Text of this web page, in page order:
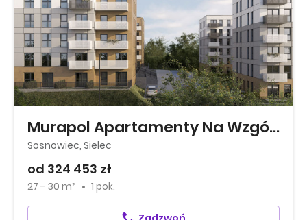
Murapol Apartamenty Na Wzgórzu
Sosnowiec, Sielec
od 324 453 zł
27 - 30 m² 1 pok.